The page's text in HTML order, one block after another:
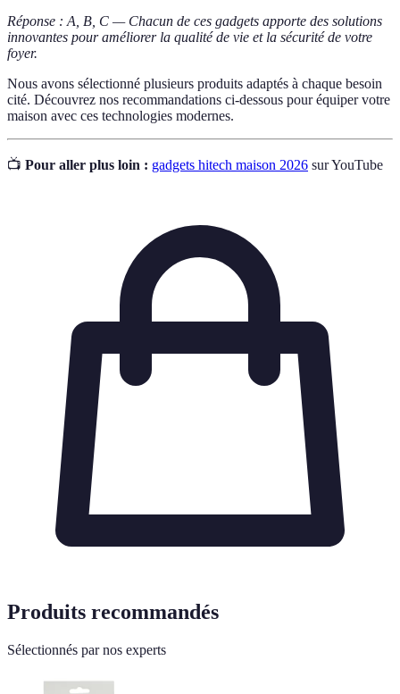
Réponse : A, B, C — Chacun de ces gadgets apporte des solutions
innovantes pour améliorer la qualité de vie et la sécurité de votre
foyer.
Nous avons sélectionné plusieurs produits adaptés à chaque besoin
cité. Découvrez nos recommandations ci-dessous pour équiper votre
maison avec ces technologies modernes.
📺 Pour aller plus loin : gadgets hitech maison 2026 sur YouTube
Produits recommandés
Sélectionnés par nos experts